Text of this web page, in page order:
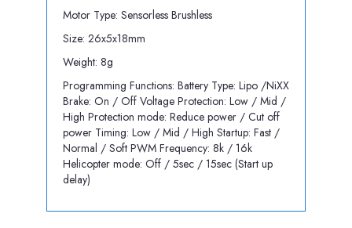
Motor Type: Sensorless Brushless
Size: 26x5x18mm
Weight: 8g
Programming Functions: Battery Type: Lipo /NiXX
Brake: On / Off Voltage Protection: Low / Mid /
High Protection mode: Reduce power / Cut off
power Timing: Low / Mid / High Startup: Fast /
Normal / Soft PWM Frequency: 8k / 16k
Helicopter mode: Off / 5sec / 15sec (Start up
delay)